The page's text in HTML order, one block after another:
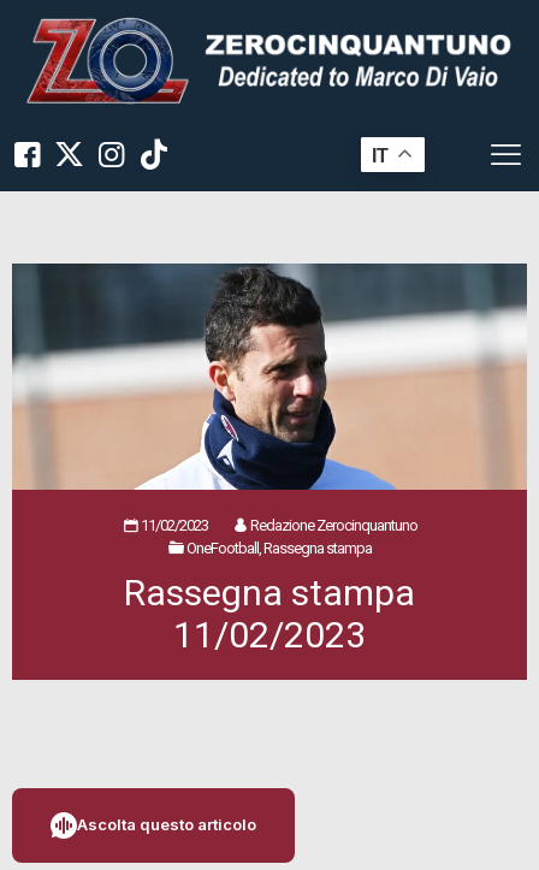
IT
11/02/2023
Redazione Zerocinquantuno
OneFootball, Rassegna stampa
Rassegna stampa
11/02/2023
Ascolta questo articolo